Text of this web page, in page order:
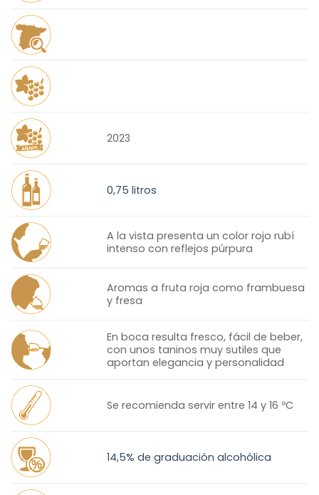
2023
0,75 litros
A la vista presenta un color rojo rubí
intenso con reflejos púrpura
Aromas a fruta roja como frambuesa
y fresa
En boca resulta fresco, fácil de beber,
con unos taninos muy sutiles que
aportan elegancia y personalidad
Se recomienda servir entre 14 y 16 ºC
14,5% de graduación alcohólica